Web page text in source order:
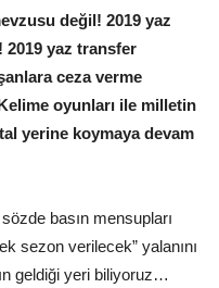
değil! 2019 yaz
yaz transfer
ceza verme
oyunları ile milletin
yerine koymaya devam
basın mensupları
sezon verilecek” yalanını
geldiği yeri biliyoruz…